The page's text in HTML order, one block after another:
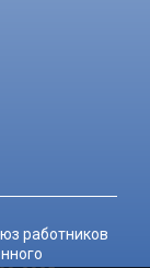
работников